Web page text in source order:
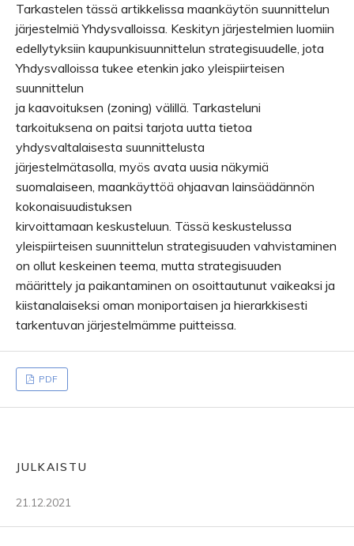
Tarkastelen tässä artikkelissa maankäytön suunnittelun
järjestelmiä Yhdysvalloissa. Keskityn järjestelmien luomiin
edellytyksiin kaupunkisuunnittelun strategisuudelle, jota
Yhdysvalloissa tukee etenkin jako yleispiirteisen
suunnittelun
ja kaavoituksen (zoning) välillä. Tarkasteluni
tarkoituksena on paitsi tarjota uutta tietoa
yhdysvaltalaisesta suunnittelusta
järjestelmätasolla, myös avata uusia näkymiä
suomalaiseen, maankäyttöä ohjaavan lainsäädännön
kokonaisuudistuksen
kirvoittamaan keskusteluun. Tässä keskustelussa
yleispiirteisen suunnittelun strategisuuden vahvistaminen
on ollut keskeinen teema, mutta strategisuuden
määrittely ja paikantaminen on osoittautunut vaikeaksi ja
kiistanalaiseksi oman moniportaisen ja hierarkkisesti
tarkentuvan järjestelmämme puitteissa.
PDF
JULKAISTU
21.12.2021